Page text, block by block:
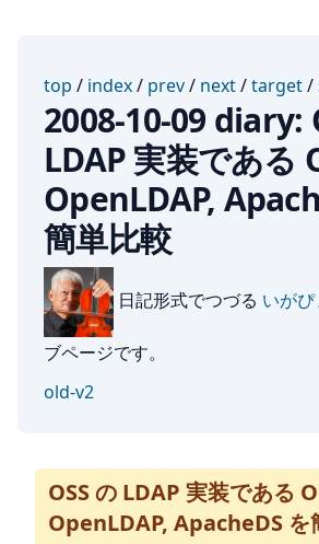
top / index/ prev/ next/target/
2008-10-09 diary:
LDAP 実装である
OpenLDAP,
簡単比較
日記形式でつづる いがぴ
ブページです。
old-v2
OSS の LDAP 実装である
OpenLDAP, ApacheDS を